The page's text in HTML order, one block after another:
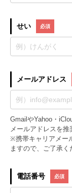
せい
メールアドレス
GmailやYahoo・
メールアドレスを推
※携帯キャリアメー
ますので、ご了承く
電話番号